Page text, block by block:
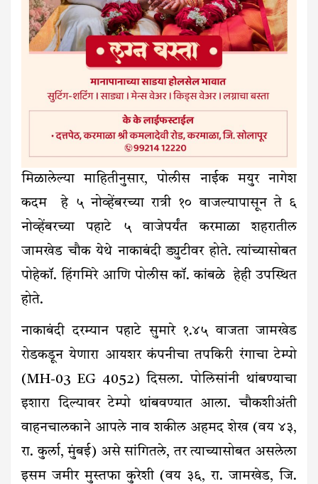
मिळालेल्या माहितीनुसार, पोलीस नाईक मयुर नागेश
कदम हे ५ नोव्हेंबरच्या रात्री १० वाजल्यापासून ते ६
नोव्हेंबरच्या पहाटे ५ वाजेपर्यंत करमाळा शहरातील
जामखेड चौक येथे नाकाबंदी ड्युटीवर होते. त्यांच्यासोबत
पोहेकॉ. हिंगमिरे आणि पोलीस कॉ. कांबळे हेही उपस्थित
होते.
नाकाबंदी दरम्यान पहाटे सुमारे १.४५ वाजता जामखेड
रोडकडून येणारा आयशर कंपनीचा तपकिरी रंगाचा टेम्पो
(MH-03 EG 4052) दिसला. पोलिसांनी थांबण्याचा
इशारा दिल्यावर टेम्पो थांबवण्यात आला. चौकशीअंती
वाहनचालकाने आपले नाव शकील अहमद शेख (वय ४३,
रा. कुर्ला, मुंबई) असे सांगितले, तर त्याच्यासोबत असलेला
इसम जमीर मुस्तफा कुरेशी (वय ३६, रा. जामखेड, जि.